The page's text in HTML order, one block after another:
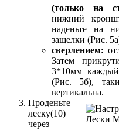
(только на
нижний
наденьте на
защелки (Рис.
сверлением:
Затем
3*10мм
(Рис. 5б),
вертикальна.
Проденьте
леску(10)
через